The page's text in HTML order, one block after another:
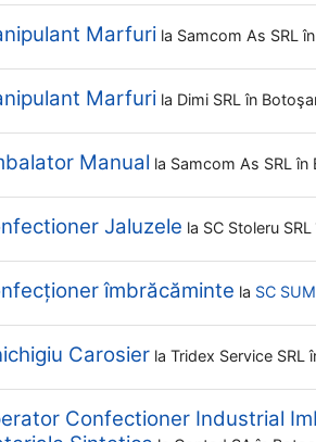
Marfuri la Samcom As SRL
Marfuri la Dimi SRL în
Manual la Samcom As SRL în
Jaluzele la SC Stoleru SRL
îmbrăcăminte la SC
Carosier la Tridex Service SRL
Confectioner Industrial